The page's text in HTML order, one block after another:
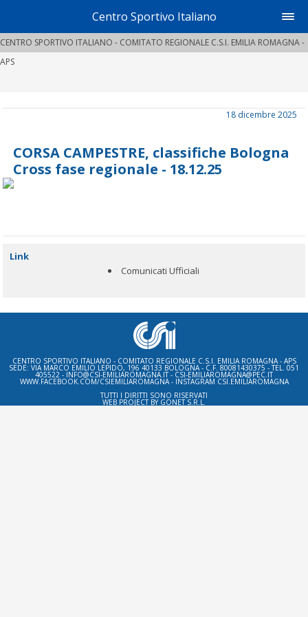
Centro Sportivo Italiano
CENTRO SPORTIVO ITALIANO - COMITATO REGIONALE C.S.I. EMILIA ROMAGNA -
APS
18 dicembre 2025
CORSA CAMPESTRE, classifiche Bologna
Cross fase regionale - 18.12.25
Link
Comunicati Ufficiali
CENTRO SPORTIVO ITALIANO - COMITATO REGIONALE C.S.I. EMILIA ROMAGNA - APS
SEDE: VIA MARCO EMILIO LEPIDO, 196 40133 BOLOGNA - C.F. 80081430375 - TEL. 051
405522 - INFO@CSI-EMILIAROMAGNA.IT - CSI-EMILIAROMAGNA@PEC.IT
WWW.FACEBOOK.COM/CSIEMILIAROMAGNA - INSTAGRAM CSI.EMILIAROMAGNA
TUTTI I DIRITTI SONO RISERVATI
WEB PROJECT BY GONET S.R.L.